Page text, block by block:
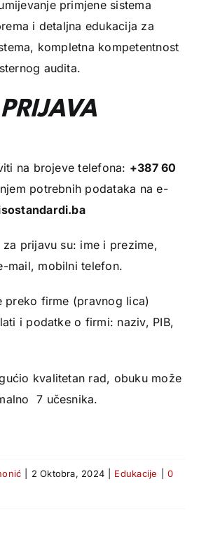
primjene sistema
i detaljna edukacija za
kompletna kompetentnost
audita.
PRIJAVA
na brojeve telefona: +387 60
potrebnih podataka na e-
prijavu su: ime i prezime,
mail, mobilni telefon.
firme (pravnog lica)
i podatke o firmi: naziv, PIB,
kvalitetan rad, obuku može
7 učesnika.
2 Oktobra, 2024 Edukacije
0